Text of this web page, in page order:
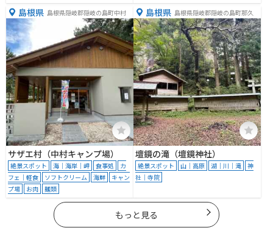
島根県 島根県隠岐郡隠岐の島町中村
サザエ村（中村キャンプ場）
絶景スポット 海｜海岸｜岬 食事処
カ
フェ｜軽食
ソフトクリーム 海鮮
キャン
プ場
お肉 麺類
島根県 島根県隠岐郡隠岐の島町那久
壇鏡の滝（壇鏡神社）
絶景スポット 山｜高原 湖｜川｜滝
神
社｜寺院
もっと見る